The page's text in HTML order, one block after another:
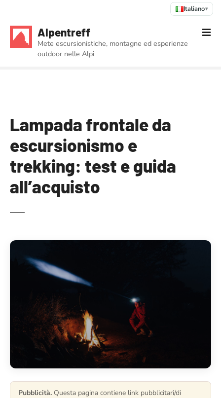
Italiano▾
Alpentreff
Mete escursionistiche, montagne ed esperienze
outdoor nelle Alpi
Lampada frontale da
escursionismo e
trekking: test e guida
all’acquisto
Pubblicità. Questa pagina contiene link pubblicitari/di